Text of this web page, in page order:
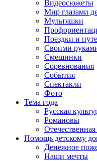
Видеосюжеты
Мир глазами
Мультяшки
Поездки и
Своими
Смешинки
Соревнования
События
Спектакли
Фото
Тема года
Русская
Романовы
Помощь детскому
Денежное
Наши мечты